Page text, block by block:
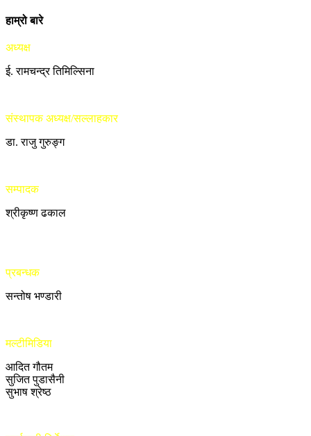
हाम्रो बारे
अध्यक्ष
ई. रामचन्द्र तिमिल्सिना
संस्थापक अध्यक्ष/सल्लाहकार
डा. राजु गुरुङ्ग
सम्पादक
श्रीकृष्ण ढकाल
प्रबन्धक
सन्तोष भण्डारी
मल्टीमिडिया
आदित गौतम
सुजित पुडासैनी
सुभाष श्रेष्ठ